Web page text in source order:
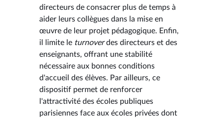
directeurs de consacrer plus de temps à
aider leurs collègues dans la mise en
œuvre de leur projet pédagogique. Enfin,
il limite le turnoverdes directeurs et des
enseignants, offrant une stabilité
nécessaire aux bonnes conditions
d'accueil des élèves. Par ailleurs, ce
dispositif permet de renforcer
l'attractivité des écoles publiques
parisiennes face aux écoles privées dont